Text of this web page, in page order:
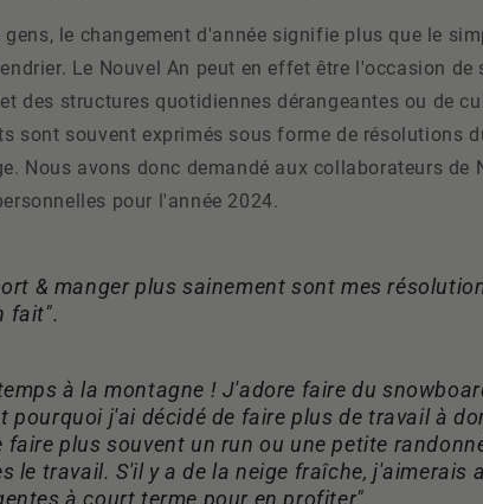
gens, le changement d'année signifie plus que le
Le Nouvel An peut en effet être l'occasion de
des structures quotidiennes dérangeantes ou de
sont souvent exprimés sous forme de résolutions
Nous avons donc demandé aux collaborateurs de
pour l'année 2024.
& manger plus sainement sont mes
fait".
à la montagne ! J'adore faire du
pourquoi j'ai décidé de faire plus de travail à
faire plus souvent un run ou une petite
le travail. S'il y a de la neige fraîche, j'aimerais
à court terme pour en profiter".